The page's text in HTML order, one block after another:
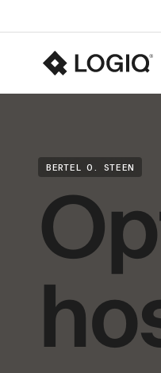
BERTEL O. STEEN